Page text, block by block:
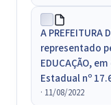
A PREFEITURA
representado
EDUCAÇÃO,
Estadual nº
· 11/08/2022